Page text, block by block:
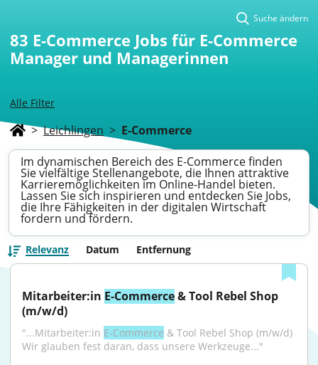
Alle Filter
Suche ändern
83 E-Commerce Jobs für E-Commerce
Manager und Managerinnen
> Leichlingen > E-Commerce
Im dynamischen Bereich des E-Commerce finden
Sie vielfältige Stellenangebote, die Ihnen attraktive
Karrieremöglichkeiten im Online-Handel bieten.
Lassen Sie sich inspirieren und entdecken Sie Jobs,
die Ihre Fähigkeiten in der digitalen Wirtschaft
fordern und fördern.
Relevanz Datum Entfernung
Mitarbeiter:in E-Commerce & Tool Rebel Shop
(m/w/d)
"...Mitarbeiter:in E-Commerce & Tool Rebel Shop (m/w/d)
Wir glauben fest daran, dass unsere Werkzeuge..."